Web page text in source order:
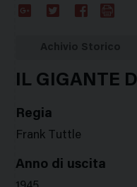
IL GIGANTE
Regia
Frank Tuttle
Anno di uscita